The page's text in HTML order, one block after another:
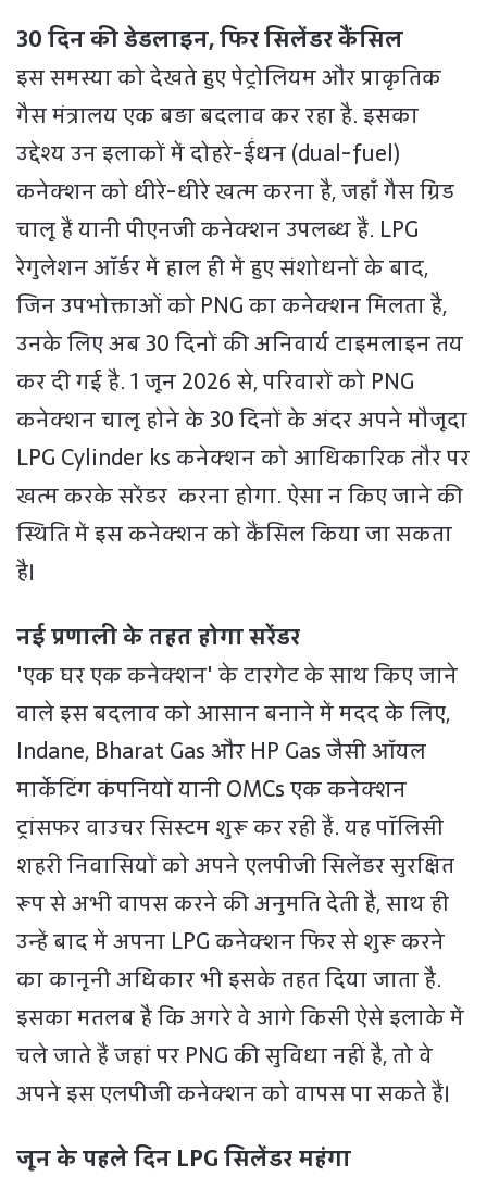
30 दिन की डेडलाइन, फिर सिलेंडर कैंसिल
इस समस्या को देखते हुए पेट्रोलियम और प्राकृतिक
गैस मंत्रालय एक बड़ा बदलाव कर रहा है. इसका
उद्देश्य उन इलाकों में दोहरे-ईंधन (dual-fuel)
कनेक्शन को धीरे-धीरे खत्म करना है, जहाँ गैस ग्रिड
चालू हैं यानी पीएनजी कनेक्शन उपलब्ध हैं. LPG
रेगुलेशन ऑर्डर में हाल ही में हुए संशोधनों के बाद,
जिन उपभोक्ताओं को PNG का कनेक्शन मिलता है,
उनके लिए अब 30 दिनों की अनिवार्य टाइमलाइन तय
कर दी गई है. 1 जून 2026 से, परिवारों को PNG
कनेक्शन चालू होने के 30 दिनों के अंदर अपने मौजूदा
LPG Cylinder ks कनेक्शन को आधिकारिक तौर पर
खत्म करके सरेंडर करना होगा. ऐसा न किए जाने की
स्थिति में इस कनेक्शन को कैंसिल किया जा सकता
है।
नई प्रणाली के तहत होगा सरेंडर
'एक घर एक कनेक्शन' के टारगेट के साथ किए जाने
वाले इस बदलाव को आसान बनाने में मदद के लिए,
Indane, Bharat Gas और HP Gas जैसी ऑयल
मार्केटिंग कंपनियों यानी OMCs एक कनेक्शन
ट्रांसफर वाउचर सिस्टम शुरू कर रही हैं. यह पॉलिसी
शहरी निवासियों को अपने एलपीजी सिलेंडर सुरक्षित
रूप से अभी वापस करने की अनुमति देती है, साथ ही
उन्हें बाद में अपना LPG कनेक्शन फिर से शुरू करने
का कानूनी अधिकार भी इसके तहत दिया जाता है.
इसका मतलब है कि अगरे वे आगे किसी ऐसे इलाके में
चले जाते हैं जहां पर PNG की सुविधा नहीं है, तो वे
अपने इस एलपीजी कनेक्शन को वापस पा सकते हैं।
जून के पहले दिन LPG सिलेंडर महंगा